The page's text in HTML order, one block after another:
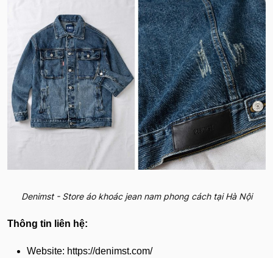
Denimst - Store áo khoác jean nam phong cách tại Hà Nội
Thông tin liên hệ:
Website: https://denimst.com/